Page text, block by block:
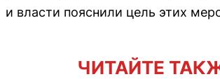
и власти пояснили цель этих
ЧИТАЙТЕ